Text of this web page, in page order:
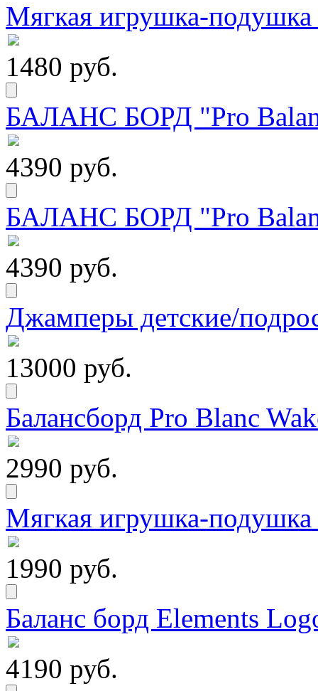
Мягкая игрушка-
1480 руб.
БАЛАНС БОРД "Pro
4390 руб.
БАЛАНС БОРД "Pro
4390 руб.
Джамперы детские/
13000 руб.
Балансборд Pro Blanc
2990 руб.
Мягкая игрушка-
1990 руб.
Баланс борд Elements
4190 руб.